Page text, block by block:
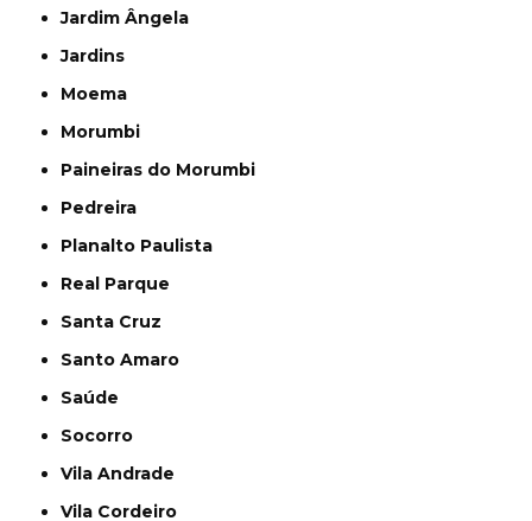
Jardim Ângela
Jardins
Moema
Morumbi
Paineiras do Morumbi
Pedreira
Planalto Paulista
Real Parque
Santa Cruz
Santo Amaro
Saúde
Socorro
Vila Andrade
Vila Cordeiro